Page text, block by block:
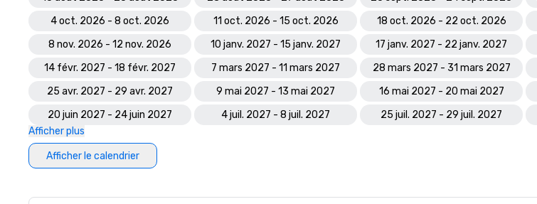
4 oct. 2026 - 8 oct. 2026
11 oct. 2026 - 15 oct. 2026 18 oct. 2026 - 22 oct. 2026
8 nov. 2026 - 12 nov. 2026
10 janv. 2027 - 15 janv. 2027 17 janv. 2027 - 22 janv. 2027
14 févr. 2027 - 18 févr. 2027
7 mars 2027 - 11 mars 2027 28 mars 2027 - 31 mars 2027
25 avr. 2027 - 29 avr. 2027
9 mai 2027 - 13 mai 2027 16 mai 2027 - 20 mai 2027
20 juin 2027 - 24 juin 2027
4 juil. 2027 - 8 juil. 2027 25 juil. 2027 - 29 juil. 2027
Afficher plus
Afficher le calendrier